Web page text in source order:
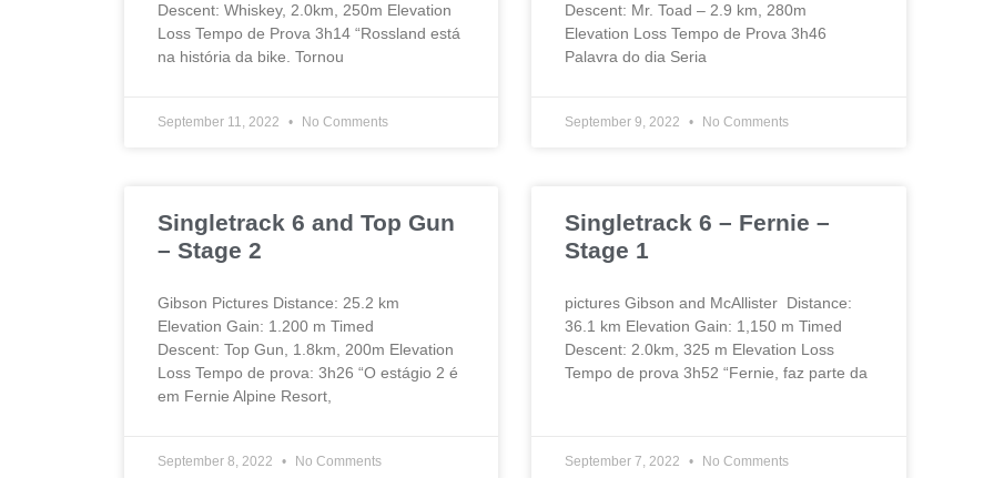
Descent: Whiskey, 2.0km, 250m Elevation
Loss Tempo de Prova 3h14 “Rossland está
na história da bike. Tornou
September 11, 2022 No Comments
Descent: Mr. Toad – 2.9 km, 280m
Elevation Loss Tempo de Prova 3h46
Palavra do dia Seria
September 9, 2022 No Comments
Singletrack 6 and Top Gun
– Stage 2
Gibson Pictures Distance: 25.2 km
Elevation Gain: 1.200 m Timed
Descent: Top Gun, 1.8km, 200m Elevation
Loss Tempo de prova: 3h26 “O estágio 2 é
em Fernie Alpine Resort,
September 8, 2022 No Comments
Singletrack 6 – Fernie –
Stage 1
pictures Gibson and McAllister Distance:
36.1 km Elevation Gain: 1,150 m Timed
Descent: 2.0km, 325 m Elevation Loss
Tempo de prova 3h52 “Fernie, faz parte da
September 7, 2022 No Comments